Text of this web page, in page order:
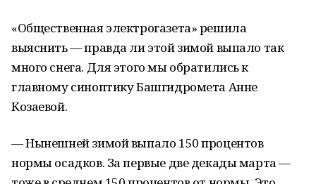
«Общественная электрогазета» решила
выяснить — правда ли этой зимой выпало так
много снега. Для этого мы обратились к
главному синоптику Башгидромета Анне
Козаевой.
— Нынешней зимой выпало 150 процентов
нормы осадков. За первые две декады марта —